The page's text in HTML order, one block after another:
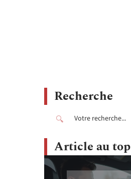
Recherche
Article au top